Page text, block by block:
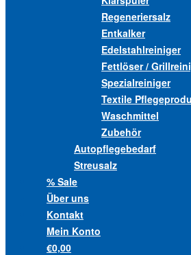
Regeneriersalz
Entkalker
Edelstahlreiniger
Fettlöser /
Spezialreiniger
Textile
Waschmittel
Zubehör
Autopflegebedarf
Streusalz
% Sale
Über uns
Kontakt
Mein Konto
€0,00